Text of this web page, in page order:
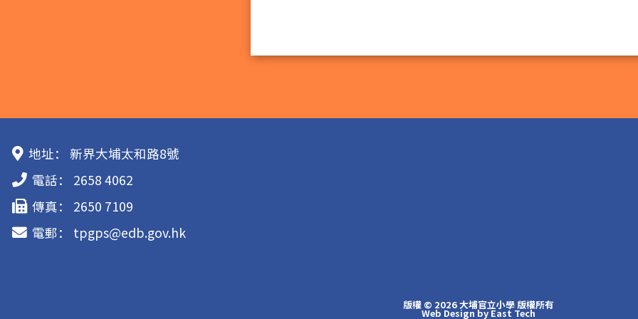
地址：
新界大埔太和路8號
電話：
2658 4062
傳真：
2650 7109
電郵：
tpgps@edb.gov.hk
版權 © 2026 大埔官立小學 版權所有
Web DesignbyEast Tech